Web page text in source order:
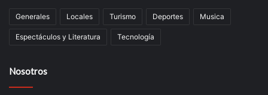
Generales Locales Turismo Deportes Musica
Espectáculos y Literatura Tecnología
Nosotros